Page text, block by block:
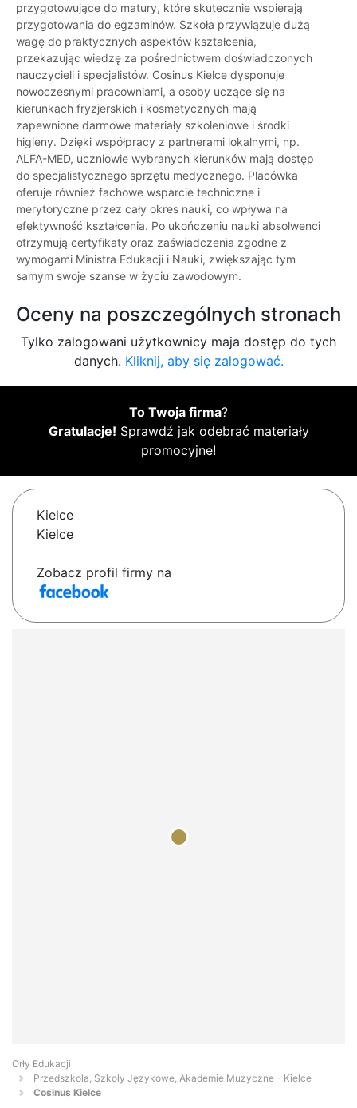
przygotowujące do matury, które skutecznie wspierają
przygotowania do egzaminów. Szkoła przywiązuje dużą
wagę do praktycznych aspektów kształcenia,
przekazując wiedzę za pośrednictwem doświadczonych
nauczycieli i specjalistów. Cosinus Kielce dysponuje
nowoczesnymi pracowniami, a osoby uczące się na
kierunkach fryzjerskich i kosmetycznych mają
zapewnione darmowe materiały szkoleniowe i środki
higieny. Dzięki współpracy z partnerami lokalnymi, np.
ALFA-MED, uczniowie wybranych kierunków mają dostęp
do specjalistycznego sprzętu medycznego. Placówka
oferuje również fachowe wsparcie techniczne i
merytoryczne przez cały okres nauki, co wpływa na
efektywność kształcenia. Po ukończeniu nauki absolwenci
otrzymują certyfikaty oraz zaświadczenia zgodne z
wymogami Ministra Edukacji i Nauki, zwiększając tym
samym swoje szanse w życiu zawodowym.
Oceny na poszczególnych stronach
Tylko zalogowani użytkownicy maja dostęp do tych
danych. Kliknij, aby się zalogować.
To Twoja firma?
Gratulacje! Sprawdź jak odebrać materiały
promocyjne!
Kielce
Kielce
Zobacz profil firmy na
Orły Edukacji
Przedszkola, Szkoły Językowe, Akademie Muzyczne - Kielce
Cosinus Kielce